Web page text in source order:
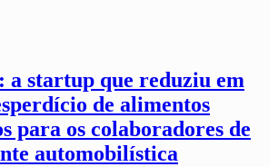
a startup que reduziu em
de alimentos
para os colaboradores de
automobilística